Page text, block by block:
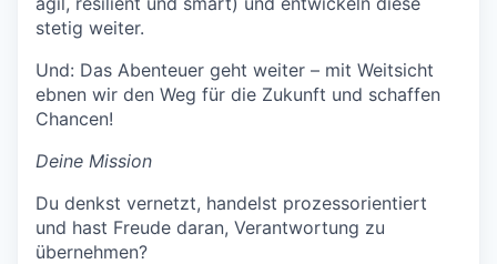
stetig weiter.
Und: Das Abenteuer geht weiter – mit Weitsicht
ebnen wir den Weg für die Zukunft und schaffen
Chancen!
Deine Mission
Du denkst vernetzt, handelst prozessorientiert
und hast Freude daran, Verantwortung zu
übernehmen?